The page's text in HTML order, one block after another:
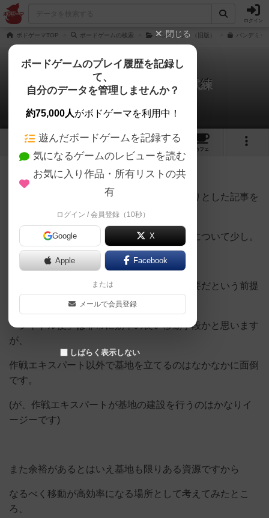
ログイン
ボドゲーマTOP ボードゲームの検索 パンデミック（旧版） パンデミッ
パンデミック：新たなる試練
naduna_mさんの戦略やコツ
36 6 101
カフェ
2046名 1名 0 7年以上前
いつかゲーム全体の攻略についてはしっかりとした記事を
書きたいなぁと思っているのですが、
基地をどこに立てればいいか、ということについて少し。
いかに無駄な動作を省くかということが重要だという前提
「シャトル便」は非常に効率の良い移動手段かと思います
が、
作戦エキスパート以外で基地を立てるのはなかなかに面倒
です。
(が、作戦エキスパートが基地の建設を行うのはかなりイ
ージーです)
また余裕があるとはいえ基地も限りある資源ですから
なるべく移動が高効率になる場所として考えてみたとこ
ろ、
閉じる
ボードゲームのプレイ履歴を記録し
て、
自分のデータを管理しませんか？
約75,000人がボドゲーマを利用中！
遊んだボードゲームを記録する
気になるゲームのレビューを読む
お気に入り作品・所有リストの共
有
ログイン / 会員登録（10秒）
Google X
Apple Facebook
または
メールで会員登録
しばらく表示しない